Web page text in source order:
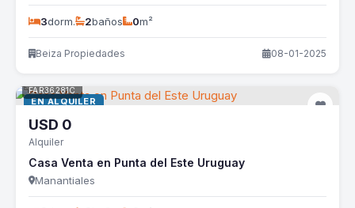
3dorm. 2baños 0m²
Beiza Propiedades 08-01-2025
EN ALQUILER
FAR36281C
USD 0
Alquiler
Casa Venta en Punta del Este Uruguay
Manantiales